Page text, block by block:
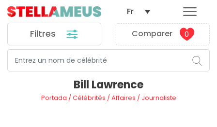
Filtres Comparer 0
Fr
Bill Lawrence
Portada /Célébrités /Affaires / Journaliste